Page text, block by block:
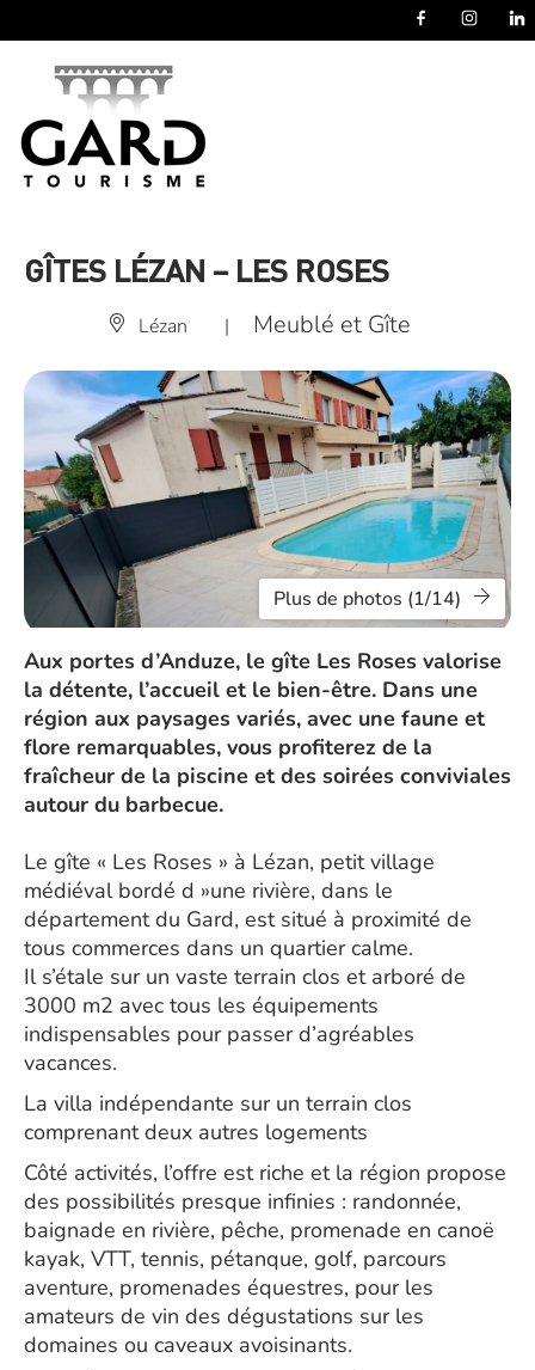
GÎTES LÉZAN – LES ROSES
Lézan | Meublé et Gîte
Plus de photos (1/14)
Aux portes d’Anduze, le gîte Les Roses valorise
la détente, l’accueil et le bien-être. Dans une
région aux paysages variés, avec une faune et
flore remarquables, vous profiterez de la
fraîcheur de la piscine et des soirées conviviales
autour du barbecue.
Le gîte « Les Roses » à Lézan, petit village
médiéval bordé d »une rivière, dans le
département du Gard, est situé à proximité de
tous commerces dans un quartier calme.
Il s’étale sur un vaste terrain clos et arboré de
3000 m2 avec tous les équipements
indispensables pour passer d’agréables
vacances.
La villa indépendante sur un terrain clos
comprenant deux autres logements
Côté activités, l’offre est riche et la région propose
des possibilités presque infinies : randonnée,
baignade en rivière, pêche, promenade en canoë
kayak, VTT, tennis, pétanque, golf, parcours
aventure, promenades équestres, pour les
amateurs de vin des dégustations sur les
domaines ou caveaux avoisinants.